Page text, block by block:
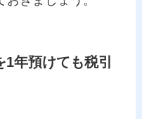
年預けても税引